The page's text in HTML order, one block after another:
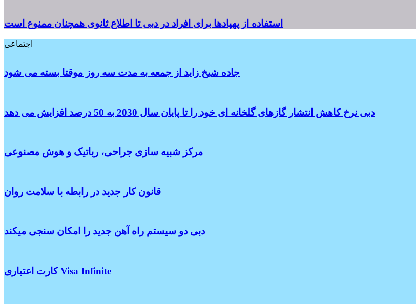
استفاده از پهپادها برای افراد در دبی تا اطلاع ثانوی همچنان ممنوع است
اجتماعی
جاده شیخ زاید از جمعه به مدت سه روز موقتا بسته می شود
دبی نرخ کاهش انتشار گازهای گلخانه ای خود را تا پایان سال 2030 به 50 درصد افزایش می دهد
مرکز شبیه سازی جراحی، رباتیک و هوش مصنوعی
قانون کار جدید در رابطه با سلامت روان
دبی دو سیستم راه آهن جدید را امکان سنجی میکند
کارت اعتباری Visa Infinite